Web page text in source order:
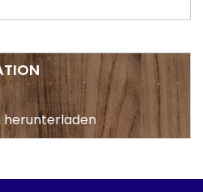
herunterladen